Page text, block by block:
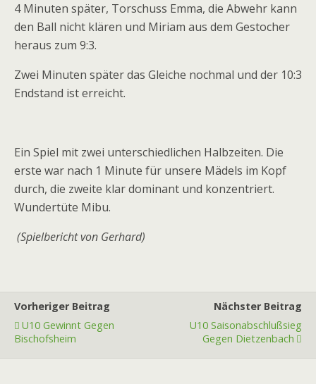
4 Minuten später, Torschuss Emma, die Abwehr kann
den Ball nicht klären und Miriam aus dem Gestocher
heraus zum 9:3.
Zwei Minuten später das Gleiche nochmal und der 10:3
Endstand ist erreicht.
Ein Spiel mit zwei unterschiedlichen Halbzeiten. Die
erste war nach 1 Minute für unsere Mädels im Kopf
durch, die zweite klar dominant und konzentriert.
Wundertüte Mibu.
(Spielbericht von Gerhard)
Vorheriger Beitrag
U10 Gewinnt Gegen
Bischofsheim
Nächster Beitrag
U10 Saisonabschlußsieg
Gegen Dietzenbach